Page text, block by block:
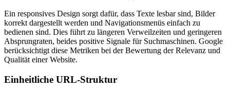
Ein responsives Design sorgt dafür, dass Texte lesbar sind, Bilder
korrekt dargestellt werden und Navigationsmenüs einfach zu
bedienen sind. Dies führt zu längeren Verweilzeiten und geringeren
Absprungraten, beides positive Signale für Suchmaschinen. Google
berücksichtigt diese Metriken bei der Bewertung der Relevanz und
Qualität einer Website.
Einheitliche URL-Struktur